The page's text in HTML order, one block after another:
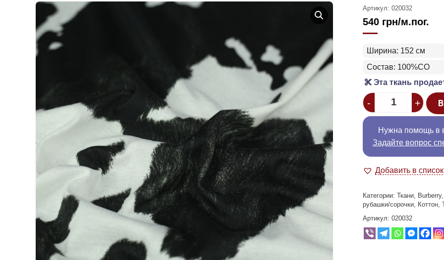
Артикул: 020032
540 грн/м.пог.
Ширина: 152 см
Состав: 100%CO
Эта ткань
Quantity
- +
Нужна помощь в
Задайте вопрос
Добавить в
Категории: Ткани, Burberry
рубашки/сорочки, Коттон,
Артикул: 020032